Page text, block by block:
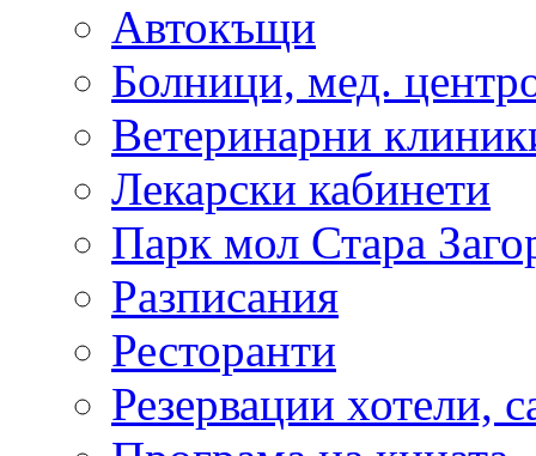
Автокъщи
Болници, мед.
Ветеринарни
Лекарски кабинети
Парк мол Стара
Разписания
Ресторанти
Резервации хотели,